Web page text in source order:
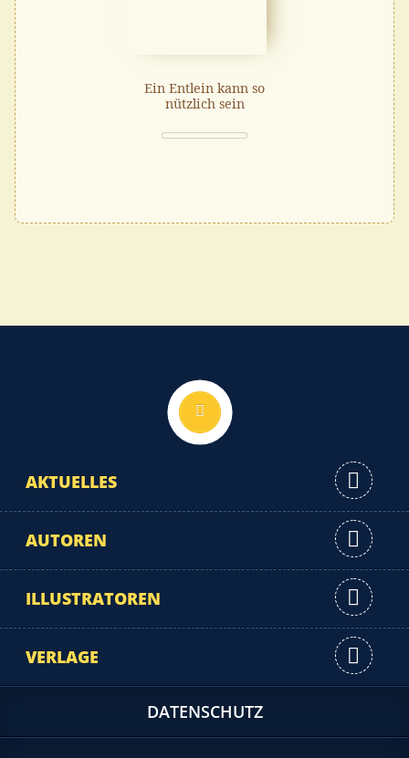
Ein Entlein kann so
nützlich sein
AKTUELLES
AUTOREN
ILLUSTRATOREN
VERLAGE
DATENSCHUTZ